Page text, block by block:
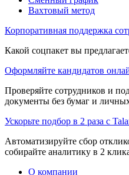
Вахтовый метод
Корпоративная поддержка
Какой соцпакет вы
Оформляйте кандидатов
Проверяйте сотрудников и
документы без бумаг и
Ускорьте подбор в 2 раза с
Автоматизируйте сбор
собирайте аналитику в 2
О компании